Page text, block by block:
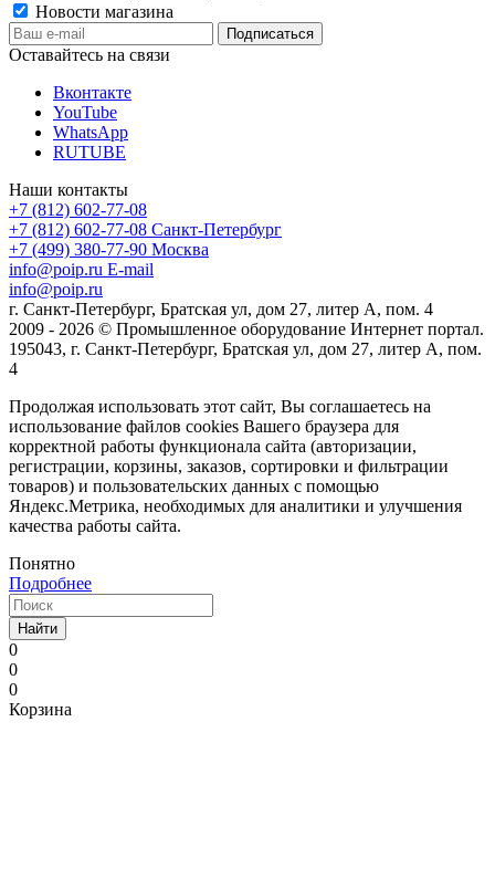
Новости магазина
Оставайтесь на связи
Вконтакте
YouTube
WhatsApp
RUTUBE
Наши контакты
+7 (812) 602-77-08
+7 (812) 602-77-08 Санкт-Петербург
+7 (499) 380-77-90 Москва
info@poip.ru E-mail
info@poip.ru
г. Санкт-Петербург, Братская ул, дом 27, литер А, пом. 4
2009 - 2026 © Промышленное оборудование Интернет портал.
195043, г. Санкт-Петербург, Братская ул, дом 27, литер А, пом.
4
Продолжая использовать этот сайт, Вы соглашаетесь на
использование файлов cookies Вашего браузера для
корректной работы функционала сайта (авторизации,
регистрации, корзины, заказов, сортировки и фильтрации
товаров) и пользовательских данных с помощью
Яндекс.Метрика, необходимых для аналитики и улучшения
качества работы сайта.
Понятно
Подробнее
Найти
0
0
0
Корзина